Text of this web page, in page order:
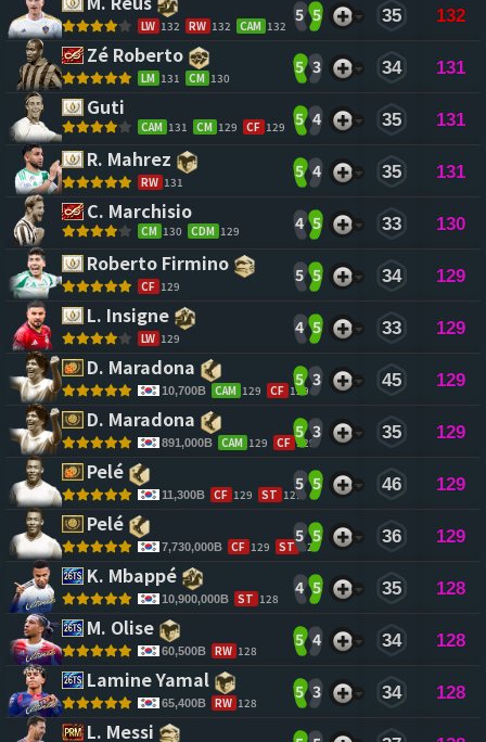
LW 132 RW 132 CAM 132
5 5 35 132
Zé Roberto
LM 131 CM 130
5 3 34 131
Guti
CAM 131 CM 129 CF 129 5 4 35 131
R. Mahrez
RW 131
5 4 35 131
C. Marchisio
CM 130 CDM 129 4 5 33 130
Roberto Firmino
CF 129
5 5 34 129
L. Insigne
LW 129
4 5 33 129
D. Maradona
10,700B CAM 129 CF 129
5 3 45 129
D. Maradona
891,000B CAM 129 CF 129
5 3 35 129
Pelé
11,300B CF 129 ST 129
5 5 46 129
Pelé
7,730,000B CF 129 ST 129
5 5 36 129
K. Mbappé
10,900,000B ST 128
4 5 35 128
M. Olise
60,500B RW 128
5 4 34 128
Lamine Yamal
65,400B RW 128
5 3 34 128
L. Messi